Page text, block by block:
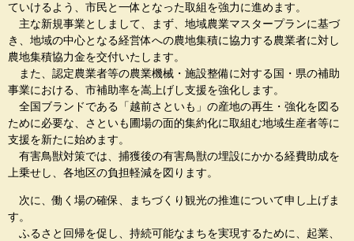
ていけるよう、市民と一体となった取組を強力に進めます。
主な新規事業としまして、まず、地域農業マスタープランに基づ
き、地域の中心となる経営体への農地集積に協力する農業者に対し
農地集積協力金を交付いたします。
また、認定農業者等の農業機械・施設整備に対する国・県の補助
事業における、市補助率を嵩上げし支援を強化します。
全国ブランドである「越前さといも」の産地の再生・強化を図る
ために必要な、さといも圃場の面的集約化に取組む地域生産者等に
支援を新たに始めます。
有害鳥獣対策では、捕獲後の有害鳥獣の埋設にかかる経費助成を
上乗せし、各地区の負担軽減を図ります。
次に、働く場の確保、まちづくり観光の推進について申し上げま
す。
ふるさと回帰を促し、持続可能なまちを実現するために、起業、